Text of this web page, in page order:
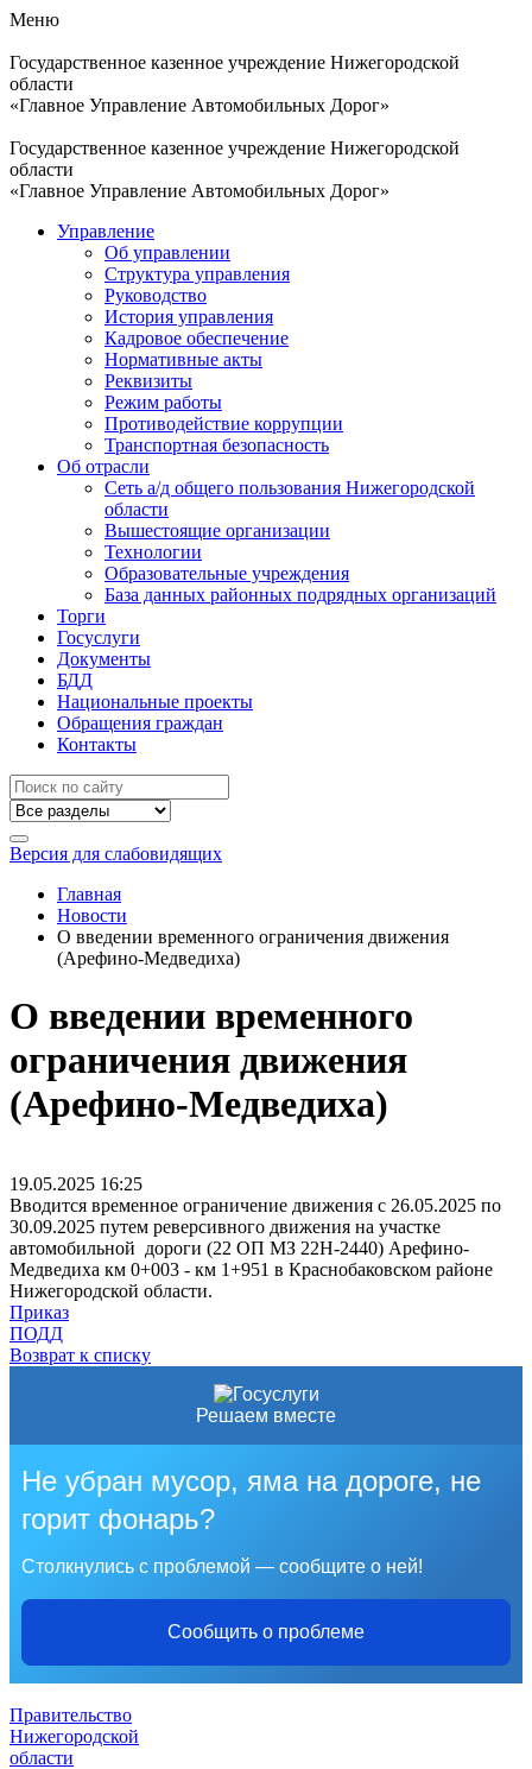
Меню
Государственное казенное учреждение Нижегородской
области
«Главное Управление Автомобильных Дорог»
Государственное казенное учреждение Нижегородской
области
«Главное Управление Автомобильных Дорог»
Управление
Об управлении
Структура управления
Руководство
История управления
Кадровое обеспечение
Нормативные акты
Реквизиты
Режим работы
Противодействие коррупции
Транспортная безопасность
Об отрасли
Сеть а/д общего пользования Нижегородской
области
Вышестоящие организации
Технологии
Образовательные учреждения
База данных районных подрядных организаций
Торги
Госуслуги
Документы
БДД
Национальные проекты
Обращения граждан
Контакты
Версия для слабовидящих
Главная
Новости
О введении временного ограничения движения
(Арефино-Медведиха)
О введении временного
ограничения движения
(Арефино-Медведиха)
19.05.2025 16:25
Вводится временное ограничение движения с 26.05.2025 по
30.09.2025 путем реверсивного движения на участке
автомобильной дороги (22 ОП МЗ 22Н-2440) Арефино-
Медведиха км 0+003 - км 1+951 в Краснобаковском районе
Нижегородской области.
Приказ
ПОДД
Возврат к списку
Решаем вместе
Не убран мусор, яма на дороге, не
горит фонарь?
Столкнулись с проблемой — сообщите о ней!
Сообщить о проблеме
Правительство
Нижегородской
области